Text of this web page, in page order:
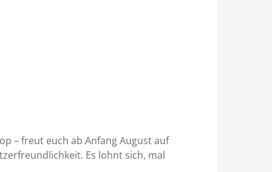
– freut euch ab Anfang August auf
Es lohnt sich, mal